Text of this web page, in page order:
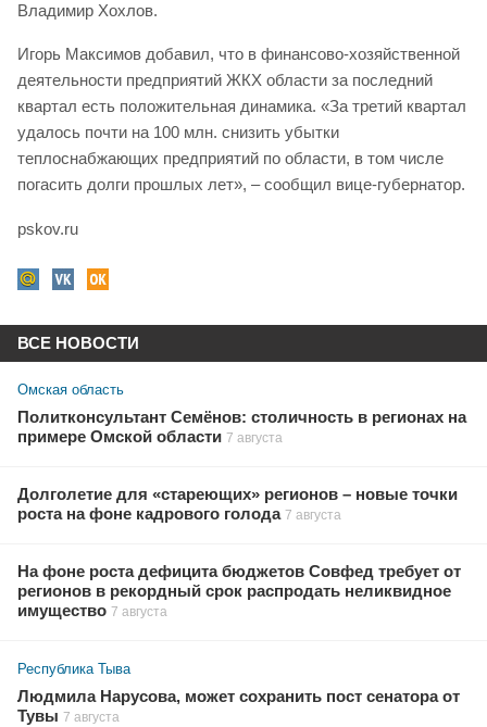
Владимир Хохлов.
Игорь Максимов добавил, что в финансово-хозяйственной
деятельности предприятий ЖКХ области за последний
квартал есть положительная динамика. «За третий квартал
удалось почти на 100 млн. снизить убытки
теплоснабжающих предприятий по области, в том числе
погасить долги прошлых лет», – сообщил вице-губернатор.
pskov.ru
ВСЕ НОВОСТИ
Омская область
Политконсультант Семёнов: столичность в регионах на
примере Омской области 7 августа
Долголетие для «стареющих» регионов – новые точки
роста на фоне кадрового голода 7 августа
На фоне роста дефицита бюджетов Совфед требует от
регионов в рекордный срок распродать неликвидное
имущество 7 августа
Республика Тыва
Людмила Нарусова, может сохранить пост сенатора от
Тувы 7 августа